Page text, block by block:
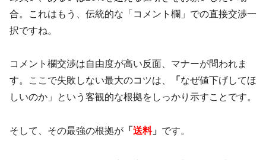
合。これはもう、伝統的な「コメント欄」での直接交渉一
択ですね。
コメント欄交渉は自由度が高い反面、マナーが問われま
す。ここで失敗しない最大のコツは、
「 なぜ値下げしてほ
しいのか」という客観的な根拠をしっかり示すことです。
そして、その最強の根拠が 「 送料」 です。